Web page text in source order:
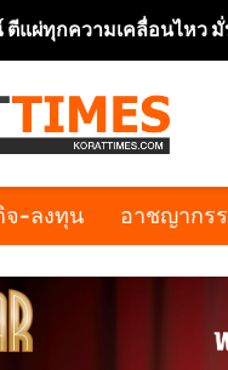
ตีแผ่ทุกความเคลื่อนไหว
จ-ลงทุน อาชญากร